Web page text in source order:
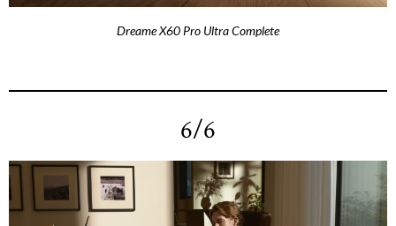
Dreame X60 Pro Ultra Complete
6/6